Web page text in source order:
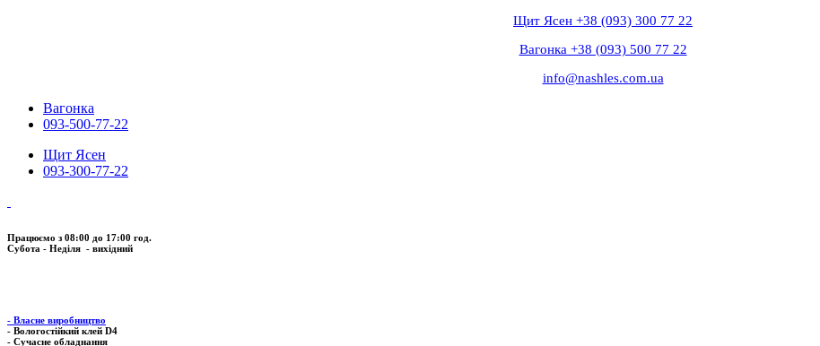
Щит Ясен +38 (093) 300 77 22
Вагонка +38 (093) 500 77 22
info@nashles.com.ua
Вагонка
093-500-77-22
Щит Ясен
093-300-77-22
Працюємо з 08:00 до 17:00 год.
Субота - Неділя - вихідний
- Власне виробництво
- Вологостійкий клей D4
- Сучасне обладнання